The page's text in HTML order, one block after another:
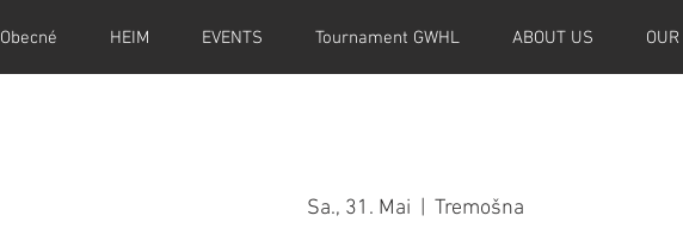
Obecné HEIM EVENTS Tournament GWHL ABOUT US
Sa., 31. Mai Tremošna